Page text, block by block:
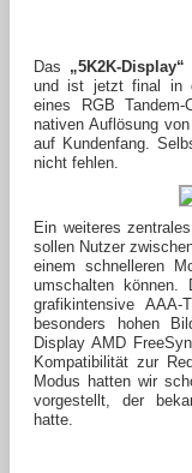
Das „5K2K-Display“
und ist jetzt final in
eines RGB
nativen Auflösung von
auf Kundenfang.
nicht fehlen.
Ein weiteres
sollen Nutzer
einem schnelleren
umschalten
grafikintensive
besonders hohen
Display AMD
Kompatibilität zur
Modus hatten wir
vorgestellt, der
hatte.